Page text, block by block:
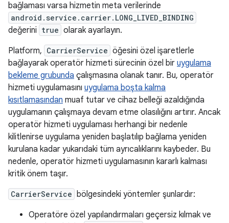
bağlaması varsa hizmetin meta verilerinde
android.service.carrier.LONG_LIVED_BINDING
değerini true olarak ayarlayın.
Platform, CarrierService öğesini özel işaretlerle
bağlayarak operatör hizmeti sürecinin özel bir uygulama
bekleme grubunda çalışmasına olanak tanır. Bu, operatör
hizmeti uygulamasını uygulama boşta kalma
kısıtlamasından muaf tutar ve cihaz belleği azaldığında
uygulamanın çalışmaya devam etme olasılığını artırır. Ancak
operatör hizmeti uygulaması herhangi bir nedenle
kilitlenirse uygulama yeniden başlatılıp bağlama yeniden
kurulana kadar yukarıdaki tüm ayrıcalıklarını kaybeder. Bu
nedenle, operatör hizmeti uygulamasının kararlı kalması
kritik önem taşır.
CarrierService bölgesindeki yöntemler şunlardır:
Operatöre özel yapılandırmaları geçersiz kılmak ve